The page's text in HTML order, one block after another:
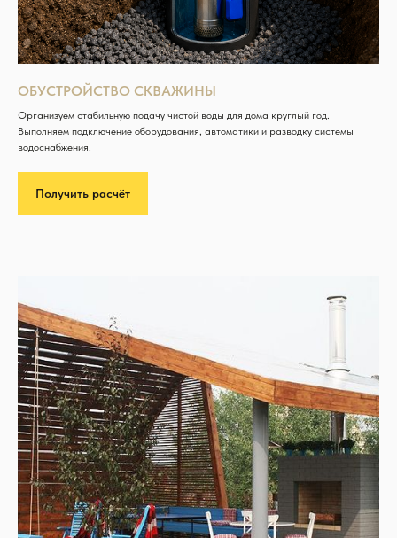
ОБУСТРОЙСТВО СКВАЖИНЫ
Организуем стабильную подачу чистой воды для дома круглый год.
Выполняем подключение оборудования, автоматики и разводку системы
водоснабжения.
Получить расчёт